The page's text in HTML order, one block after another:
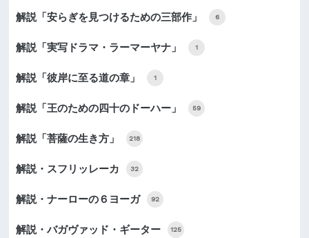
解説「安らぎを見つけるための三部作」 6
解説「実写ドラマ・ラーマーヤナ」 1
解説「彼岸に至る道の章」 1
解説「王のための四十のドーハー」 59
解説「菩薩の生き方」 218
解説・スフリッレーカ 32
解説・ナーローの６ヨーガ 92
解説・バガヴァッド・ギーター 125